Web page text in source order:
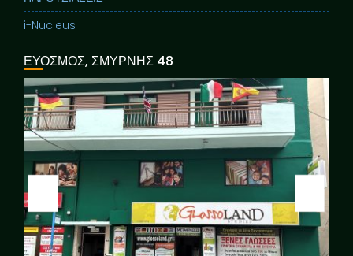
i-Nucleus
ΕΥΟΣΜΟΣ, ΣΜΥΡΝΗΣ 48